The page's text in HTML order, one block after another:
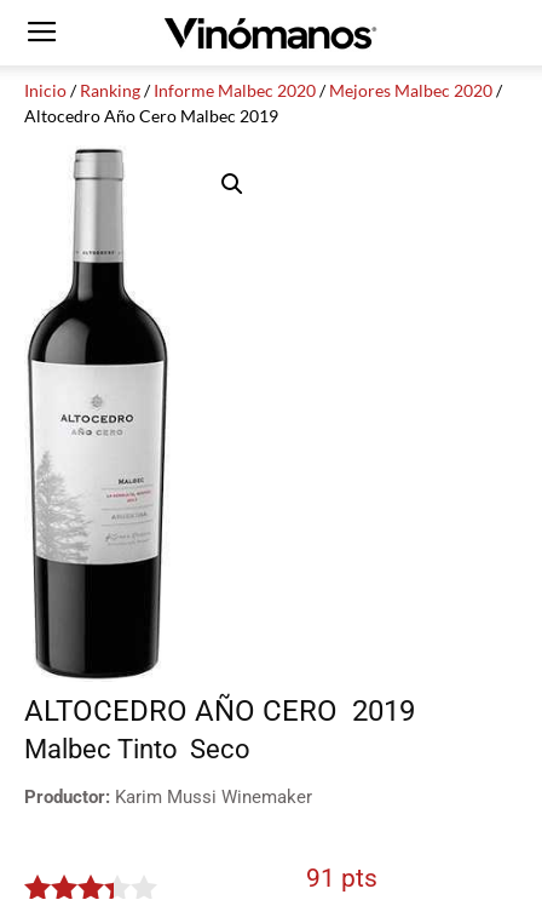
Inicio/Ranking/Informe Malbec 2020/Mejores Malbec 2020/
Altocedro Año Cero Malbec 2019
ALTOCEDRO AÑO CERO 2019
Malbec Tinto Seco
Productor: Karim Mussi Winemaker
91 pts